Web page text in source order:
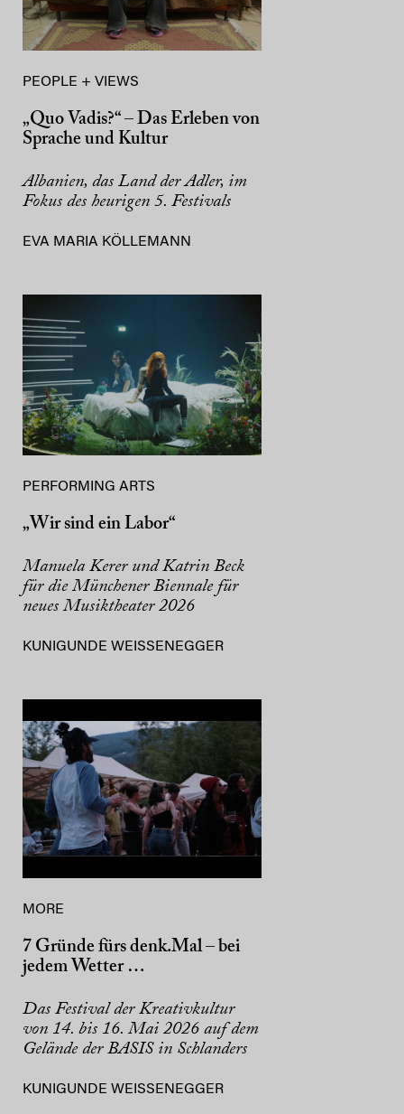
PEOPLE + VIEWS
„Quo Vadis?“ – Das Erleben von
Sprache und Kultur
Albanien, das Land der Adler, im
Fokus des heurigen 5. Festivals
EVA MARIA KÖLLEMANN
PERFORMING ARTS
„Wir sind ein Labor“
Manuela Kerer und Katrin Beck
für die Münchener Biennale für
neues Musiktheater 2026
KUNIGUNDE WEISSENEGGER
MORE
7 Gründe fürs denk.Mal – bei
jedem Wetter …
Das Festival der Kreativkultur
von 14. bis 16. Mai 2026 auf dem
Gelände der BASIS in Schlanders
KUNIGUNDE WEISSENEGGER